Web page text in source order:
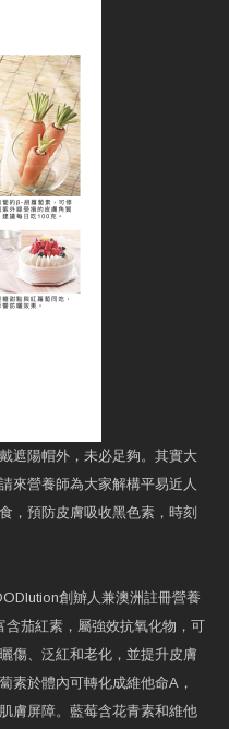
遮陽帽外，未必足夠。其實大
來營養師為大家解構平易近人
，預防皮膚吸收黑色素，時刻
創辧人兼澳洲註冊營養
茄紅素，屬強效抗氧化物，可
傷、泛紅和老化，並提升皮膚
素於體內可轉化成維他命A，
膚屏障。藍莓含花青素和維他